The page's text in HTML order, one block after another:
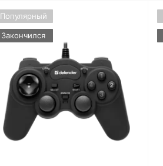
Популярный
Закончился